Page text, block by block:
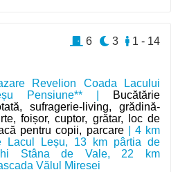
Revelion Coada Lacului
Pensiune** |
Bucătărie
sufragerie-living, grădină-
foișor, cuptor, grătar, loc de
pentru copii, parcare| 4 km
Lacul Leșu, 13 km pârtia de
Stâna de Vale, 22 km
Vălul Miresei
1 - 14
3
6